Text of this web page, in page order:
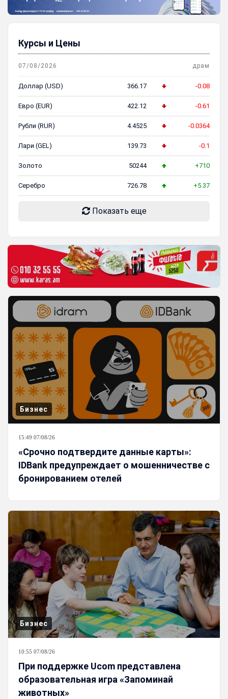
Курсы и Цены
07/08/2026 драм
Доллар (USD) 366.17 -0.08
Евро (EUR) 422.12 -0.61
Рубли (RUR) 4.4525 -0.0364
Лари (GEL) 139.73 -0.1
Золото 50244 +710
Серебро 726.78 +5.37
Показать еще
Бизнес
15:49 07/08/26
«Срочно подтвердите данные карты»:
IDBank предупреждает о мошенничестве с
бронированием отелей
Бизнес
10:55 07/08/26
При поддержке Ucom представлена
образовательная игра «Запоминай
животных»